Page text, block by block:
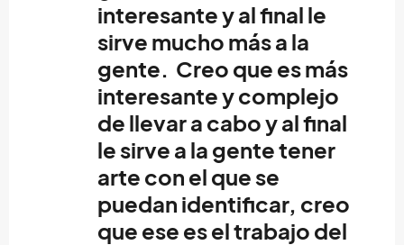
interesante y al final le
sirve mucho más a la
gente. Creo que es más
interesante y complejo
de llevar a cabo y al final
le sirve a la gente tener
arte con el que se
puedan identificar, creo
que ese es el trabajo del